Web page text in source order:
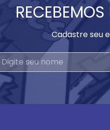
Cadastre seu